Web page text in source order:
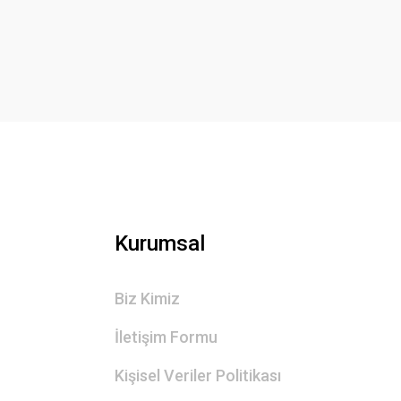
Kurumsal
Biz Kimiz
İletişim Formu
Kişisel Veriler Politikası